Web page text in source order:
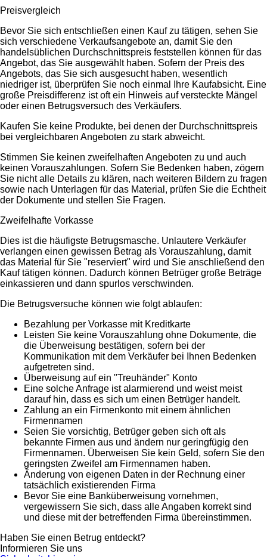
Preisvergleich
Bevor Sie sich entschließen einen Kauf zu tätigen, sehen Sie
sich verschiedene Verkaufsangebote an, damit Sie den
handelsüblichen Durchschnittspreis feststellen können für das
Angebot, das Sie ausgewählt haben. Sofern der Preis des
Angebots, das Sie sich ausgesucht haben, wesentlich
niedriger ist, überprüfen Sie noch einmal Ihre Kaufabsicht. Eine
große Preisdifferenz ist oft ein Hinweis auf versteckte Mängel
oder einen Betrugsversuch des Verkäufers.
Kaufen Sie keine Produkte, bei denen der Durchschnittspreis
bei vergleichbaren Angeboten zu stark abweicht.
Stimmen Sie keinen zweifelhaften Angeboten zu und auch
keinen Vorauszahlungen. Sofern Sie Bedenken haben, zögern
Sie nicht alle Details zu klären, nach weiteren Bildern zu fragen
sowie nach Unterlagen für das Material, prüfen Sie die Echtheit
der Dokumente und stellen Sie Fragen.
Zweifelhafte Vorkasse
Dies ist die häufigste Betrugsmasche. Unlautere Verkäufer
verlangen einen gewissen Betrag als Vorauszahlung, damit
das Material für Sie "reserviert" wird und Sie anschließend den
Kauf tätigen können. Dadurch können Betrüger große Beträge
einkassieren und dann spurlos verschwinden.
Die Betrugsversuche können wie folgt ablaufen:
Bezahlung per Vorkasse mit Kreditkarte
Leisten Sie keine Vorauszahlung ohne Dokumente, die
die Überweisung bestätigen, sofern bei der
Kommunikation mit dem Verkäufer bei Ihnen Bedenken
aufgetreten sind.
Überweisung auf ein "Treuhänder" Konto
Eine solche Anfrage ist alarmierend und weist meist
darauf hin, dass es sich um einen Betrüger handelt.
Zahlung an ein Firmenkonto mit einem ähnlichen
Firmennamen
Seien Sie vorsichtig, Betrüger geben sich oft als
bekannte Firmen aus und ändern nur geringfügig den
Firmennamen. Überweisen Sie kein Geld, sofern Sie den
geringsten Zweifel am Firmennamen haben.
Änderung von eigenen Daten in der Rechnung einer
tatsächlich existierenden Firma
Bevor Sie eine Banküberweisung vornehmen,
vergewissern Sie sich, dass alle Angaben korrekt sind
und diese mit der betreffenden Firma übereinstimmen.
Haben Sie einen Betrug entdeckt?
Informieren Sie uns